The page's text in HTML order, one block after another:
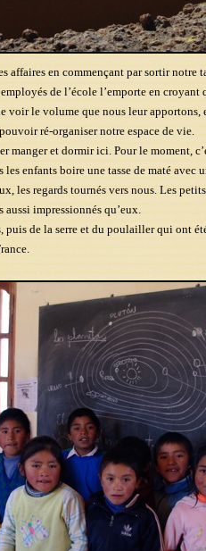
affaires en commençant par sortir notre
de l’école l’emporte en
voir le volume que nous leur apportons,
ré-organiser notre espace de vie.
manger et dormir ici. Pour le moment,
enfants boire une tasse de maté avec
les regards tournés vers nous. Les
aussi impressionnés qu’eux.
puis de la serre et du poulailler qui ont